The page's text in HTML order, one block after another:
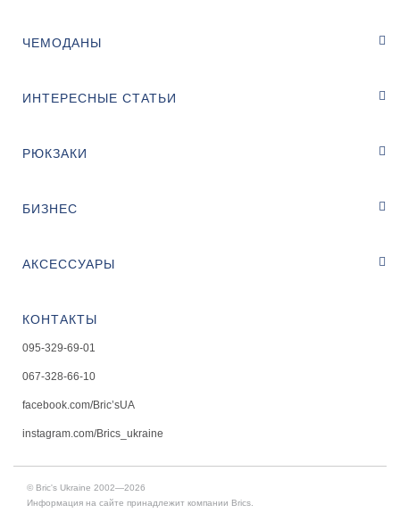
ЧЕМОДАНЫ
ИНТЕРЕСНЫЕ СТАТЬИ
РЮКЗАКИ
БИЗНЕС
АКСЕССУАРЫ
КОНТАКТЫ
095-329-69-01
067-328-66-10
facebook.com/Bric’sUA
instagram.com/Brics_ukraine
© Bric's Ukraine 2002—2026
Информация на сайте принадлежит компании Brics.